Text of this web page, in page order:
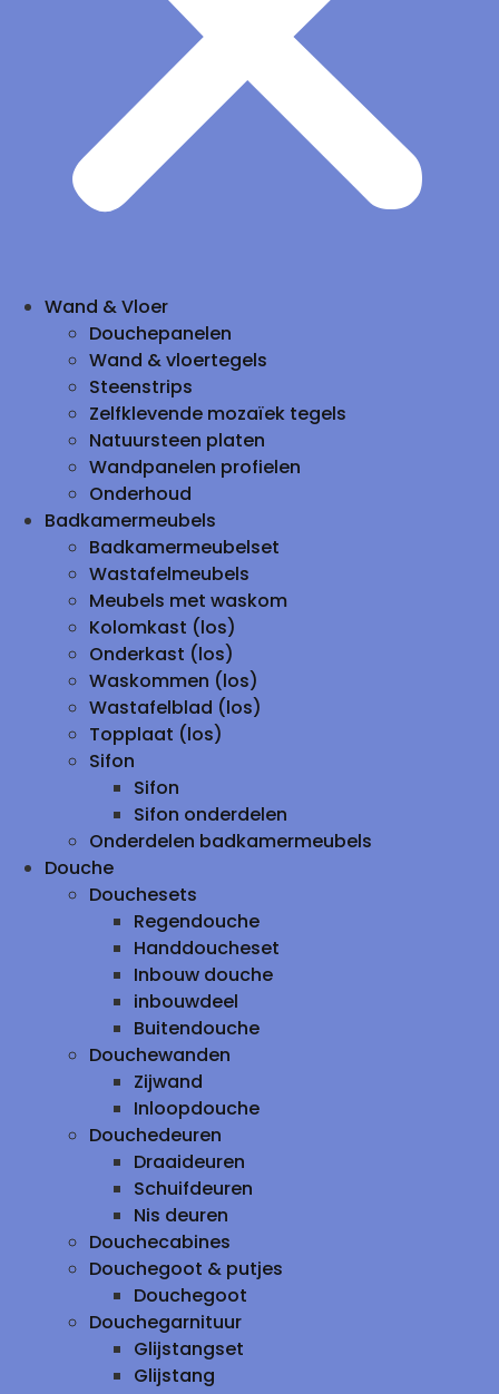
Wand & Vloer
Douchepanelen
Wand & vloertegels
Steenstrips
Zelfklevende mozaïek tegels
Natuursteen platen
Wandpanelen profielen
Onderhoud
Badkamermeubels
Badkamermeubelset
Wastafelmeubels
Meubels met waskom
Kolomkast (los)
Onderkast (los)
Waskommen (los)
Wastafelblad (los)
Topplaat (los)
Sifon
Sifon
Sifon onderdelen
Onderdelen badkamermeubels
Douche
Douchesets
Regendouche
Handdoucheset
Inbouw douche
inbouwdeel
Buitendouche
Douchewanden
Zijwand
Inloopdouche
Douchedeuren
Draaideuren
Schuifdeuren
Nis deuren
Douchecabines
Douchegoot & putjes
Douchegoot
Douchegarnituur
Glijstangset
Glijstang